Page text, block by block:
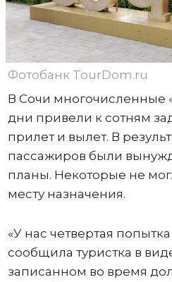
Фотобанк TourDom.ru
В Сочи многочисленные
дни привели к сотням
прилет и вылет. В
пассажиров были
планы. Некоторые не
месту назначения.
«У нас четвертая
сообщила туристка в
записанном во время